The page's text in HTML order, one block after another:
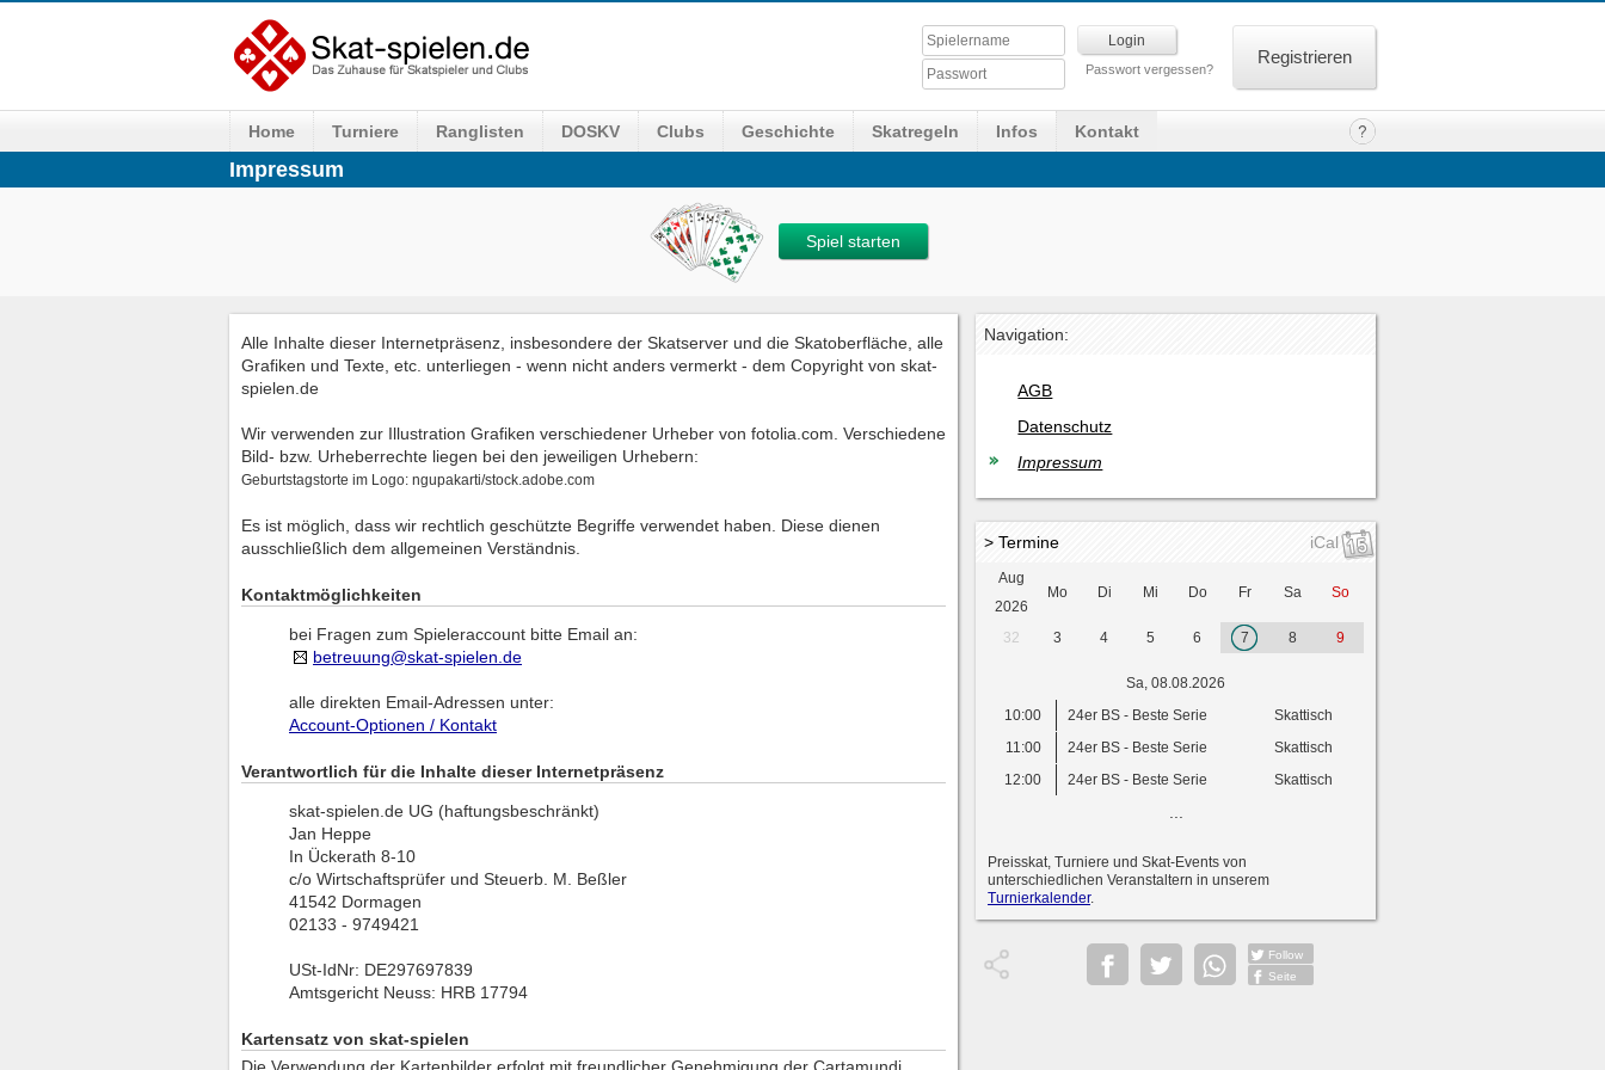
Passwort vergessen?
Registrieren
Home Turniere Ranglisten DOSKV Clubs Geschichte Skatregeln Infos Kontakt
Impressum
Spiel starten
Alle Inhalte dieser Internetpräsenz, insbesondere der Skatserver und die Skatoberfläche, alle
Grafiken und Texte, etc. unterliegen - wenn nicht anders vermerkt - dem Copyright von skat-
spielen.de
Wir verwenden zur Illustration Grafiken verschiedener Urheber von fotolia.com. Verschiedene
Bild- bzw. Urheberrechte liegen bei den jeweiligen Urhebern:
Geburtstagstorte im Logo: ngupakarti/stock.adobe.com
Es ist möglich, dass wir rechtlich geschützte Begriffe verwendet haben. Diese dienen
ausschließlich dem allgemeinen Verständnis.
Kontaktmöglichkeiten
bei Fragen zum Spieleraccount bitte Email an:
betreuung@skat-spielen.de
alle direkten Email-Adressen unter:
Account-Optionen / Kontakt
Verantwortlich für die Inhalte dieser Internetpräsenz
skat-spielen.de UG (haftungsbeschränkt)
Jan Heppe
In Ückerath 8-10
c/o Wirtschaftsprüfer und Steuerb. M. Beßler
41542 Dormagen
02133 - 9749421
USt-IdNr: DE297697839
Amtsgericht Neuss: HRB 17794
Kartensatz von skat-spielen
Navigation:
AGB
Datenschutz
Impressum
> Termine iCal
Aug
2026
Mo Di Mi Do Fr Sa So
32 3 4 5 6 7 8 9
Sa, 08.08.2026
10:00
24er BS - Beste Serie
Skattisch
11:00
24er BS - Beste Serie
Skattisch
12:00
24er BS - Beste Serie Skattisch
Preisskat, Turniere und Skat-Events von
unterschiedlichen Veranstaltern in unserem
Turnierkalender.
Follow
Seite